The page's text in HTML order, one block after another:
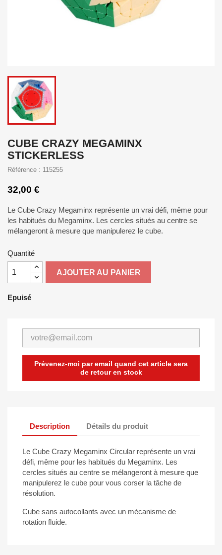
CUBE CRAZY MEGAMINX
STICKERLESS
Référence : 115255
32,00 €
Le Cube Crazy Megaminx représente un vrai défi, même pour
les habitués du Megaminx. Les cercles situés au centre se
mélangeront à mesure que manipulerez le cube.
Quantité
AJOUTER AU PANIER
Epuisé
Prévenez-moi par email quand cet article sera
de retour en stock
Description Détails du produit
Le Cube Crazy Megaminx Circular représente un vrai
défi, même pour les habitués du Megaminx. Les
cercles situés au centre se mélangeront à mesure que
manipulerez le cube pour vous corser la tâche de
résolution.
Cube sans autocollants avec un mécanisme de
rotation fluide.